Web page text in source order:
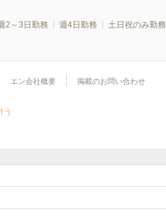
2～3日勤務 週4日勤務 土日祝のみ勤務
エン会社概要 掲載のお問い合わせ
う